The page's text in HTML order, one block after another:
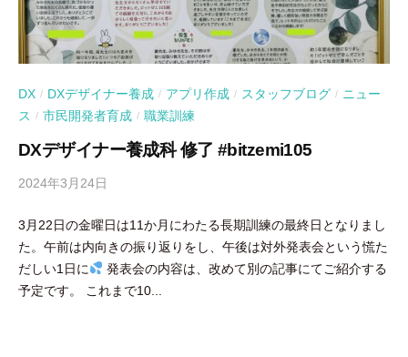
DX / DXデザイナー養成 / アプリ作成 / スタッフブログ / ニュー
ス / 市民開発者育成 / 職業訓練
DXデザイナー養成科 修了 #bitzemi105
2024年3月24日
吉
田
豪
3月22日の金曜日は11か月にわたる長期訓練の最終日となりまし
た。午前は内向きの振り返りをし、午後は対外発表会という慌た
だしい1日に
発表会の内容は、改めて別の記事にてご紹介する
予定です。 これまで10...